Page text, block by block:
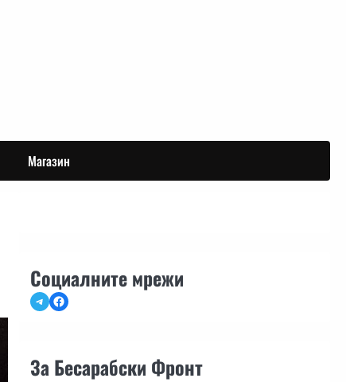
Магазин
Социалните мрежи
TelegramFacebook
За Бесарабски Фронт